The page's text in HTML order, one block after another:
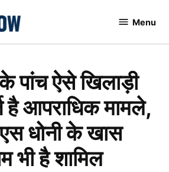
Menu
पांच ऐसे खिलाड़ी
है आपराधिक मामले,
धोनी के खास
भी है शामिल